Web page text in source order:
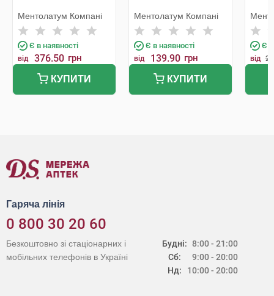
Ментолатум Компані
Є в наявності
від 376.50 грн
КУПИТИ
Ментолатум Компані
Є в наявності
від 139.90 грн
КУПИТИ
Є в
від
Гаряча лінія
0 800 30 20 60
Будні:
Сб:
Нд:
8:00 - 21:00
9:00 - 20:00
10:00 - 20:00
Безкоштовно зі стаціонарних і
мобільних телефонів в Україні